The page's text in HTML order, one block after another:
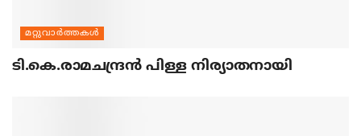
മറ്റുവാര്‍ത്തകള്‍
ടി.കെ.രാമചന്ദ്രന്‍ പിള്ള നിര്യാതനായി